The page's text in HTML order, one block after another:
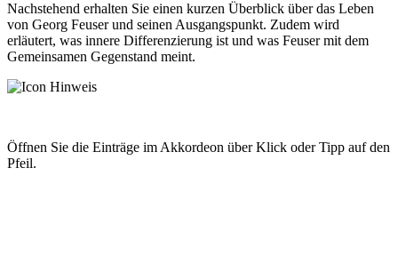
Nachstehend erhalten Sie einen kurzen Überblick über das Leben
von Georg Feuser und seinen Ausgangspunkt. Zudem wird
erläutert, was innere Differenzierung ist und was Feuser mit dem
Gemeinsamen Gegenstand meint.
Öffnen Sie die Einträge im Akkordeon über Klick oder Tipp auf den
Pfeil.